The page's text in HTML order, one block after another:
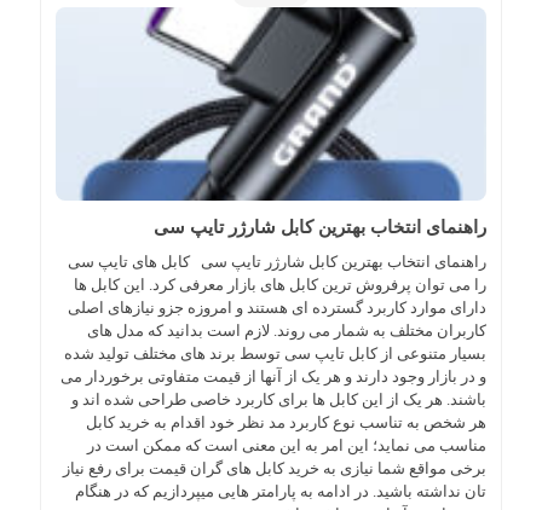
راهنمای انتخاب بهترین کابل شارژر تایپ سی
راهنمای انتخاب بهترین کابل شارژر تایپ سی کابل های تایپ سی
را می توان پرفروش ترین کابل های بازار معرفی کرد. این کابل ها
دارای موارد کاربرد گسترده ای هستند و امروزه جزو نیازهای اصلی
کاربران مختلف به شمار می روند. لازم است بدانید که مدل های
بسیار متنوعی از کابل تایپ سی توسط برند های مختلف تولید شده
و در بازار وجود دارند و هر یک از آنها از قیمت متفاوتی برخوردار می
باشند. هر یک از این کابل ها برای کاربرد خاصی طراحی شده اند و
هر شخص به تناسب نوع کاربرد مد نظر خود اقدام به خرید کابل
مناسب می نماید؛ این امر به این معنی است که ممکن است در
برخی مواقع شما نیازی به خرید کابل های گران قیمت برای رفع نیاز
تان نداشته باشید. در ادامه به پارامتر هایی میپردازیم که در هنگام